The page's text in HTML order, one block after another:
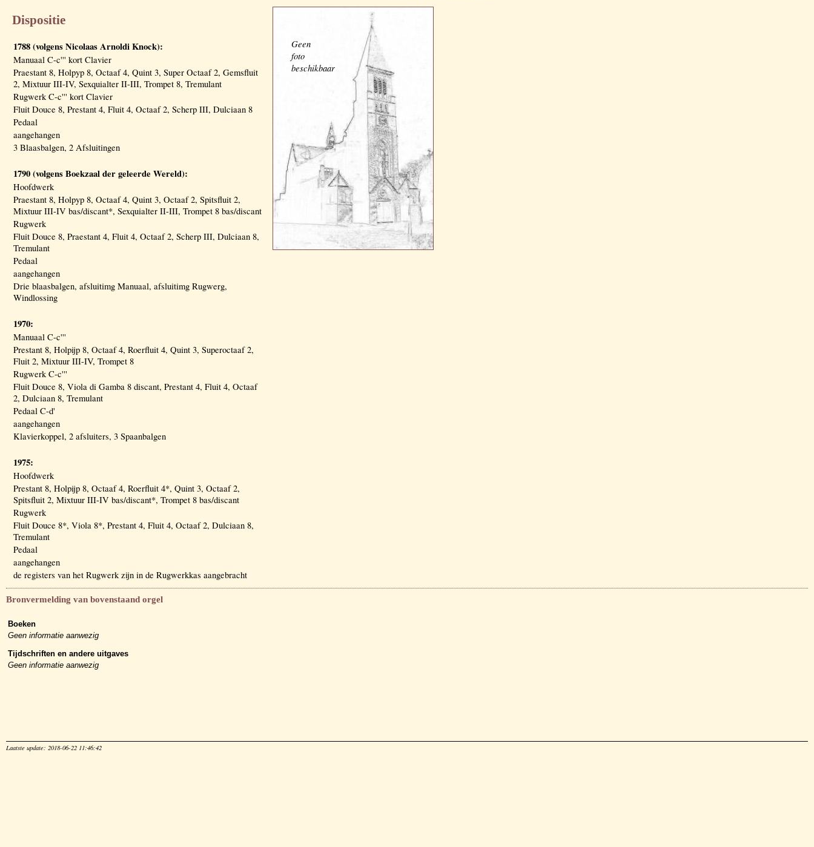
Dispositie
1788 (volgens Nicolaas Arnoldi Knock):
Manuaal C-c''' kort Clavier
Praestant 8, Holpyp 8, Octaaf 4, Quint 3, Super Octaaf 2, Gemsfluit
2, Mixtuur III-IV, Sexquialter II-III, Trompet 8, Tremulant
Rugwerk C-c''' kort Clavier
Fluit Douce 8, Prestant 4, Fluit 4, Octaaf 2, Scherp III, Dulciaan 8
Pedaal
aangehangen
3 Blaasbalgen, 2 Afsluitingen
1790 (volgens Boekzaal der geleerde Wereld):
Hoofdwerk
Praestant 8, Holpyp 8, Octaaf 4, Quint 3, Octaaf 2, Spitsfluit 2,
Mixtuur III-IV bas/discant*, Sexquialter II-III, Trompet 8 bas/discant
Rugwerk
Fluit Douce 8, Praestant 4, Fluit 4, Octaaf 2, Scherp III, Dulciaan 8,
Tremulant
Pedaal
aangehangen
Drie blaasbalgen, afsluitimg Manuaal, afsluitimg Rugwerg,
Windlossing
1970:
Manuaal C-c'''
Prestant 8, Holpijp 8, Octaaf 4, Roerfluit 4, Quint 3, Superoctaaf 2,
Fluit 2, Mixtuur III-IV, Trompet 8
Rugwerk C-c'''
Fluit Douce 8, Viola di Gamba 8 discant, Prestant 4, Fluit 4, Octaaf
2, Dulciaan 8, Tremulant
Pedaal C-d'
aangehangen
Klavierkoppel, 2 afsluiters, 3 Spaanbalgen
1975:
Hoofdwerk
Prestant 8, Holpijp 8, Octaaf 4, Roerfluit 4*, Quint 3, Octaaf 2,
Spitsfluit 2, Mixtuur III-IV bas/discant*, Trompet 8 bas/discant
Rugwerk
Fluit Douce 8*, Viola 8*, Prestant 4, Fluit 4, Octaaf 2, Dulciaan 8,
Tremulant
Pedaal
aangehangen
de registers van het Rugwerk zijn in de Rugwerkkas aangebracht
Geen
foto
beschikbaar
Bronvermelding van bovenstaand orgel
Boeken
Geen informatie aanwezig
Tijdschriften en andere uitgaves
Geen informatie aanwezig
Laatste update: 2018-06-22 11:46:42